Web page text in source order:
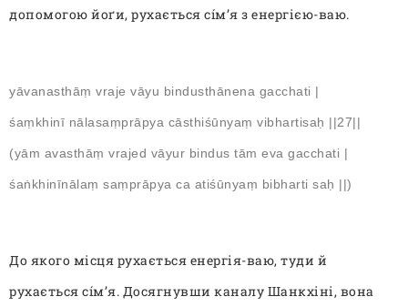
допомогою йоґи, рухається сíм’я з енергією-ваю.
yāvanasthāṃ vraje vāyu bindusthānena gacchati |
śaṃkhinī nālasaṃprāpya cāsthiśūnyaṃ vibhartisaḥ ||27||
(yām avasthāṃ vrajed vāyur bindus tām eva gacchati |
śaṅkhinīnālaṃ saṃprāpya ca atiśūnyaṃ bibharti saḥ ||)
До якого місця рухається енергія-ваю, туди й
рухається сíм’я. Досягнувши каналу Шанкхіні, вона